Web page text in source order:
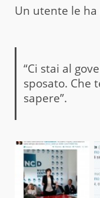
Un utente le ha
“Ci stai al
sposato. Che
sapere”.